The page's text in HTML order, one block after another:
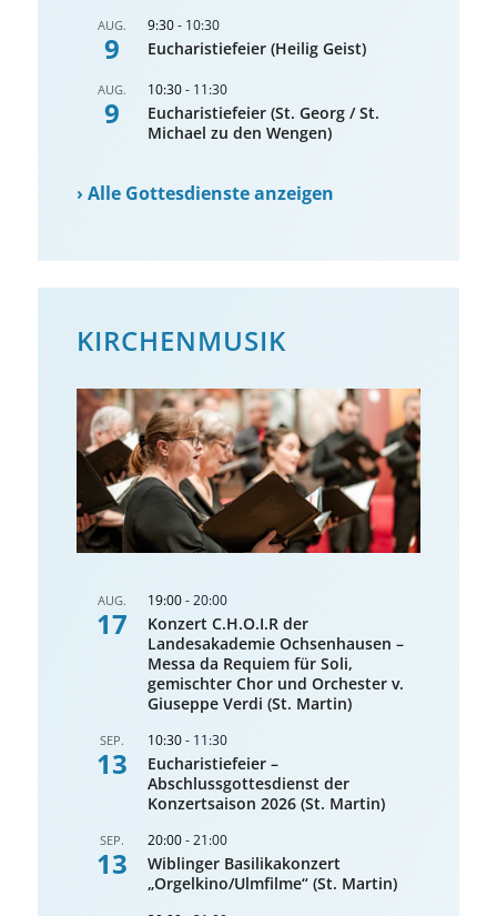
AUG.
9
9:30- 10:30
Eucharistiefeier (Heilig Geist)
AUG.
9
10:30- 11:30
Eucharistiefeier (St. Georg / St.
Michael zu den Wengen)
›Alle Gottesdienste anzeigen
KIRCHENMUSIK
AUG.
17
19:00-20:00
Konzert C.H.O.I.R der
Landesakademie Ochsenhausen –
Messa da Requiem für Soli,
gemischter Chor und Orchester v.
Giuseppe Verdi (St. Martin)
SEP.
13
10:30- 11:30
Eucharistiefeier –
Abschlussgottesdienst der
Konzertsaison 2026 (St. Martin)
SEP.
13
20:00-21:00
Wiblinger Basilikakonzert
„Orgelkino/Ulmfilme“ (St. Martin)